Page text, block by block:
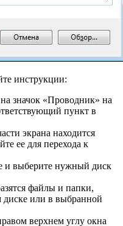
инструкции:
значок «Проводник» на
пункт в
экрана находится
ее для перехода к
и выберите нужный диск
файлы и папки,
или в выбранной
верхнем углу окна